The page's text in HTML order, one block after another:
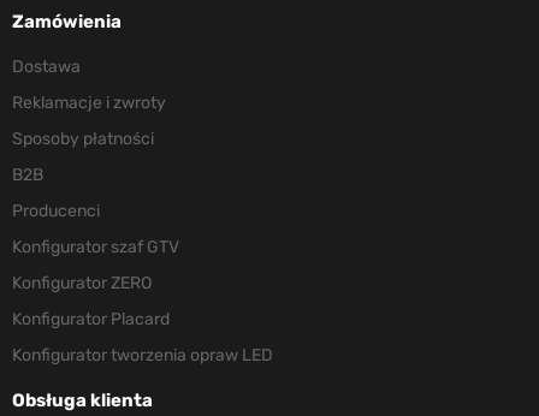
Zamówienia
Dostawa
Reklamacje i zwroty
Sposoby płatności
B2B
Producenci
Konfigurator szaf GTV
Konfigurator ZERO
Konfigurator Placard
Konfigurator tworzenia opraw LED
Obsługa klienta